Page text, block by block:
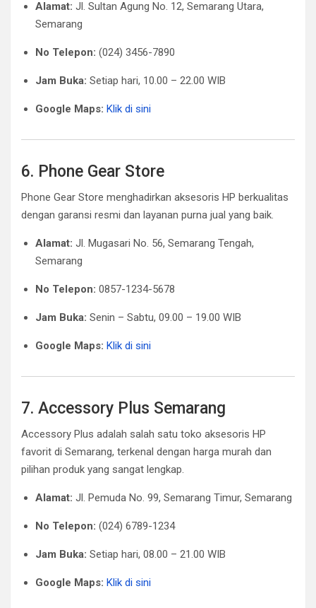
Alamat: Jl. Sultan Agung No. 12, Semarang Utara,
Semarang
No Telepon: (024) 3456-7890
Jam Buka: Setiap hari, 10.00 – 22.00 WIB
Google Maps: Klik di sini
6. Phone Gear Store
Phone Gear Store menghadirkan aksesoris HP berkualitas
dengan garansi resmi dan layanan purna jual yang baik.
Alamat: Jl. Mugasari No. 56, Semarang Tengah,
Semarang
No Telepon: 0857-1234-5678
Jam Buka: Senin – Sabtu, 09.00 – 19.00 WIB
Google Maps: Klik di sini
7. Accessory Plus Semarang
Accessory Plus adalah salah satu toko aksesoris HP
favorit di Semarang, terkenal dengan harga murah dan
pilihan produk yang sangat lengkap.
Alamat: Jl. Pemuda No. 99, Semarang Timur, Semarang
No Telepon: (024) 6789-1234
Jam Buka: Setiap hari, 08.00 – 21.00 WIB
Google Maps: Klik di sini